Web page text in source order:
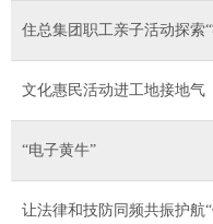
住总集团职工亲子活动探索
文化惠民活动进工地接地气
“电子黄牛”
让法律和技防同频共振护航